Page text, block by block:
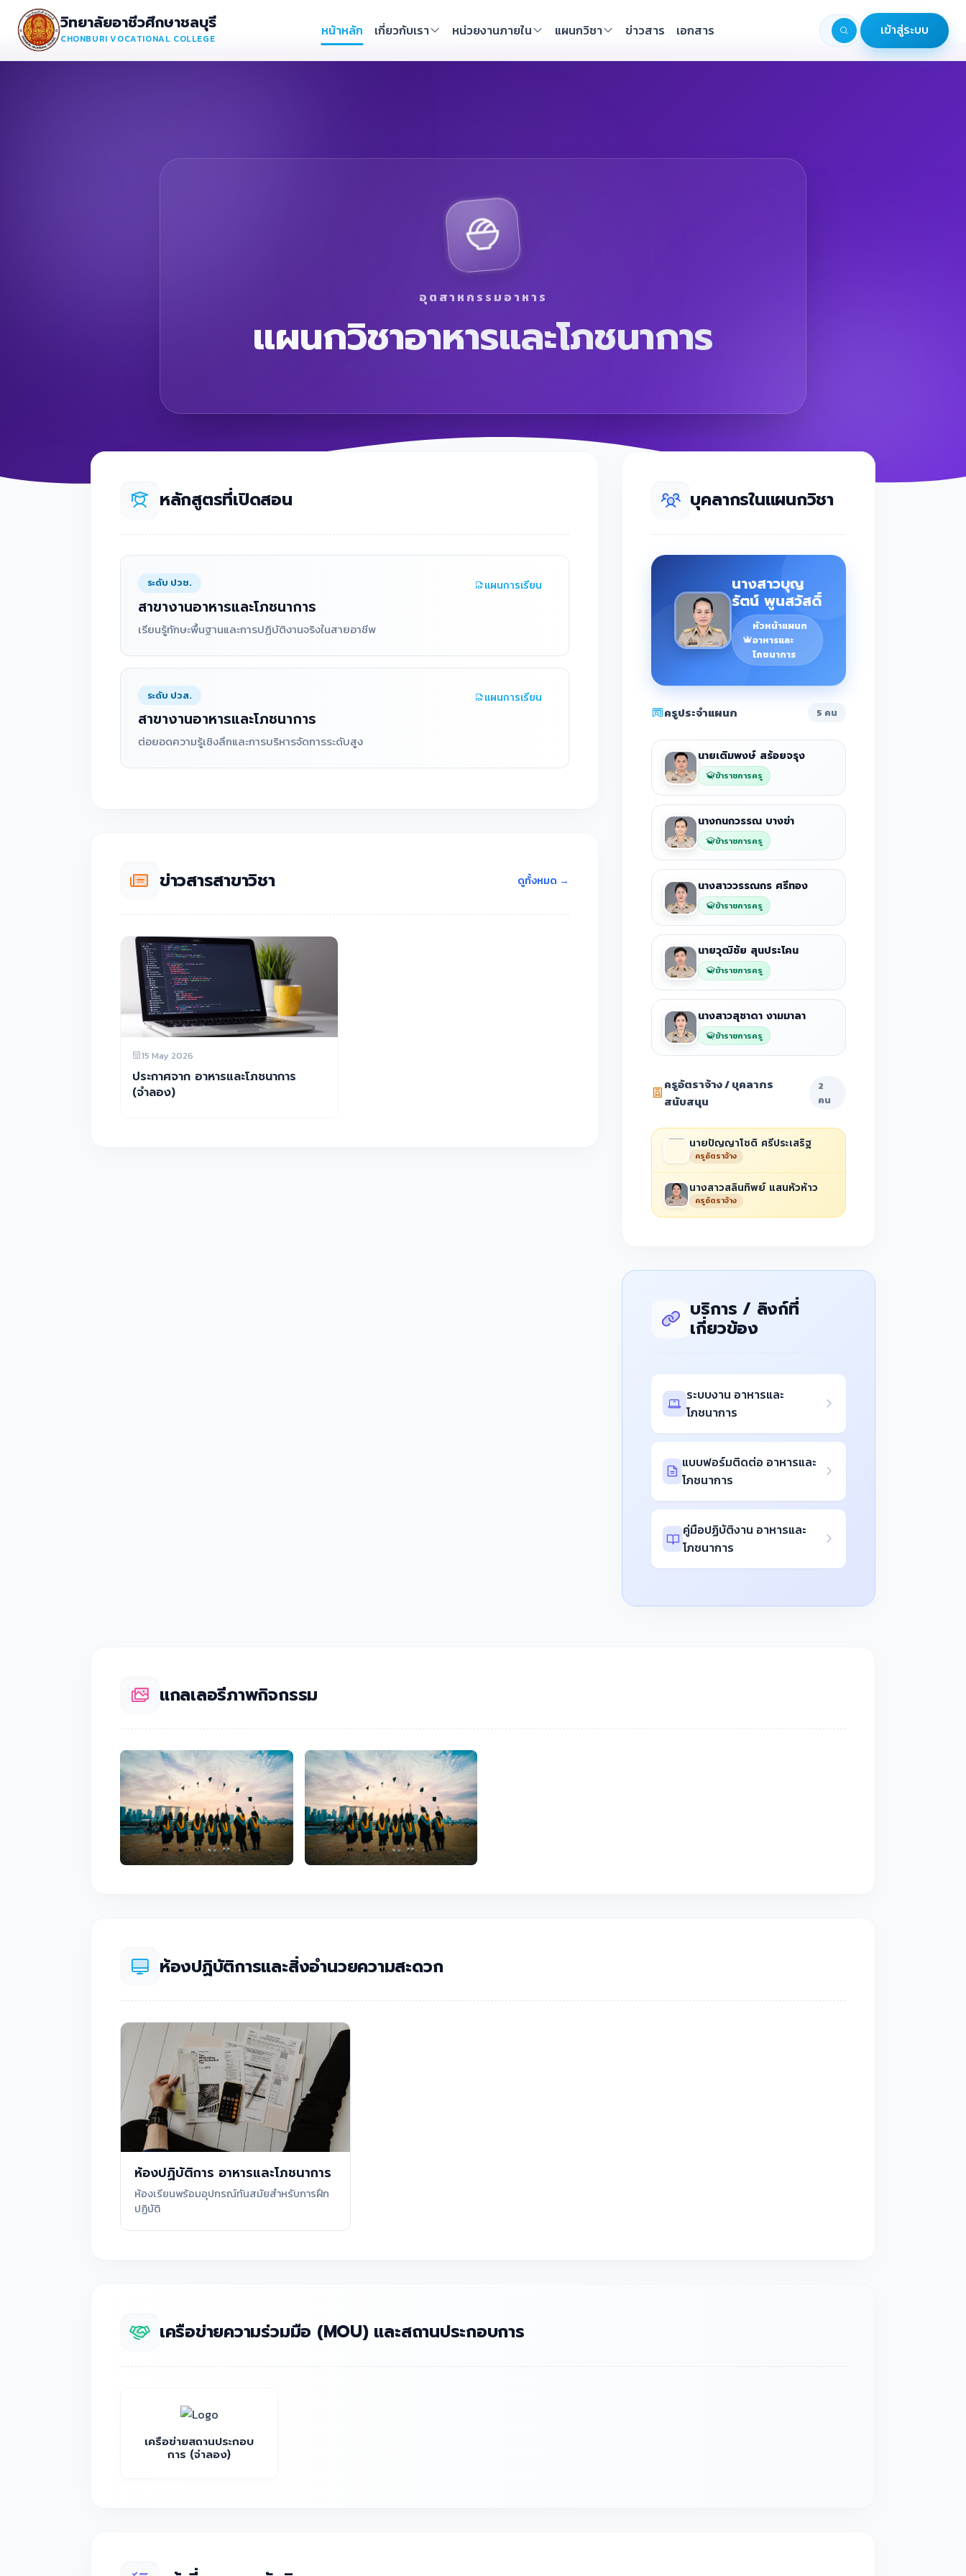
วิทยาลัยอาชีวศึกษาชลบุรี
CHONBURI VOCATIONAL COLLEGE
หน้าหลัก เกี่ยวกับเรา หน่วยงานภายใน แผนกวิชา ข่าวสาร เอกสาร เข้าสู่ระบบ
อุตสาหกรรมอาหาร
แผนกวิชาอาหารและโภชนาการ
หลักสูตรที่เปิดสอน
ระดับ ปวช.
สาขางานอาหารและโภชนาการ
เรียนรู้ทักษะพื้นฐานและการปฏิบัติงานจริงในสายอาชีพ
แผนการเรียน
ระดับ ปวส.
สาขางานอาหารและโภชนาการ
ต่อยอดความรู้เชิงลึกและการบริหารจัดการระดับสูง
แผนการเรียน
ข่าวสารสาขาวิชา ดูทั้งหมด →
15 May 2026
ประกาศจาก อาหารและโภชนาการ
(จำลอง)
บุคลากรในแผนกวิชา
นางสาวบุญ
รัตน์ พูนสวัสดิ์
หัวหน้าแผนก
อาหารและ
โภชนาการ
ครูประจำแผนก 5 คน
นายเติมพงษ์ สร้อยจรุง
ข้าราชการครู
นางกนกวรรณ บางข่า
ข้าราชการครู
นางสาววรรณกร ศรีทอง
ข้าราชการครู
นายวุฒิชัย สุนประโคน
ข้าราชการครู
นางสาวสุชาดา งามมาลา
ข้าราชการครู
ครูอัตราจ้าง / บุคลากร
สนับสนุน
2
คน
นายปัญญาโชติ ศรีประเสริฐ
ครูอัตราจ้าง
นางสาวสลินทิพย์ แสนหัวห้าว
ครูอัตราจ้าง
บริการ / ลิงก์ที่
เกี่ยวข้อง
ระบบงาน อาหารและ
โภชนาการ
แบบฟอร์มติดต่อ อาหารและ
โภชนาการ
คู่มือปฏิบัติงาน อาหารและ
โภชนาการ
แกลเลอรีภาพกิจกรรม
ห้องปฏิบัติการและสิ่งอำนวยความสะดวก
ห้องปฏิบัติการ อาหารและโภชนาการ
ห้องเรียนพร้อมอุปกรณ์ทันสมัยสำหรับการฝึก
ปฏิบัติ
เครือข่ายความร่วมมือ (MOU) และสถานประกอบการ
เครือข่ายสถานประกอบ
การ (จำลอง)